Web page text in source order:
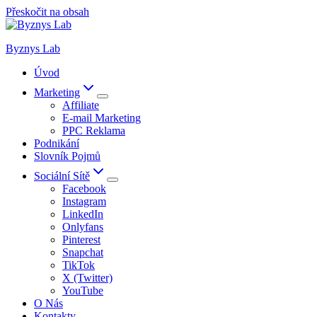
Přeskočit na obsah
Byznys Lab
Úvod
Marketing
Affiliate
E-mail Marketing
PPC Reklama
Podnikání
Slovník Pojmů
Sociální Sítě
Facebook
Instagram
LinkedIn
Onlyfans
Pinterest
Snapchat
TikTok
X (Twitter)
YouTube
O Nás